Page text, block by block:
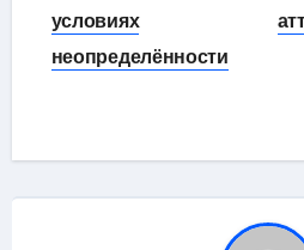
условиях
неопределённости